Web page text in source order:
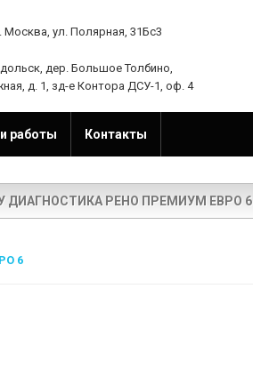
Москва, ул. Полярная, 31Бс3
дер. Большое Толбино,
д. 1, зд-е Контора ДСУ-1, оф. 4
работы Контакты
ДИАГНОСТИКА РЕНО ПРЕМИУМ ЕВРО 6
6